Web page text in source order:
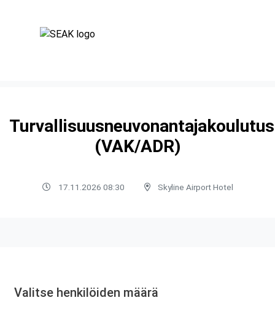
Turvallisuusneuvonantajakoulutus
(VAK/ADR)
17.11.2026 08:30 Skyline Airport Hotel
Valitse henkilöiden määrä